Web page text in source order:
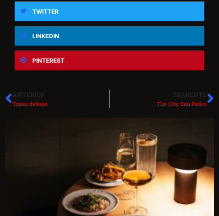
TWITTER
LINKEDIN
PINTEREST
ANTERIOR
Topaz deluxe
SIGUIENTE
The City San Pedro